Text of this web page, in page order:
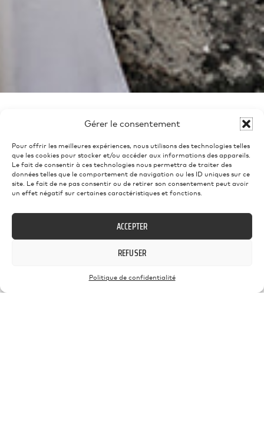
Gérer le consentement
Pour offrir les meilleures expériences, nous utilisons des technologies telles
que les cookies pour stocker et/ou accéder aux informations des appareils.
Le fait de consentir à ces technologies nous permettra de traiter des
données telles que le comportement de navigation ou les ID uniques sur ce
site. Le fait de ne pas consentir ou de retirer son consentement peut avoir
un effet négatif sur certaines caractéristiques et fonctions.
ACCEPTER
REFUSER
Politique de confidentialité
TÉLÉPHONE
+33 6 11 44 21 75
E-MAIL
photographe@yannbader.com